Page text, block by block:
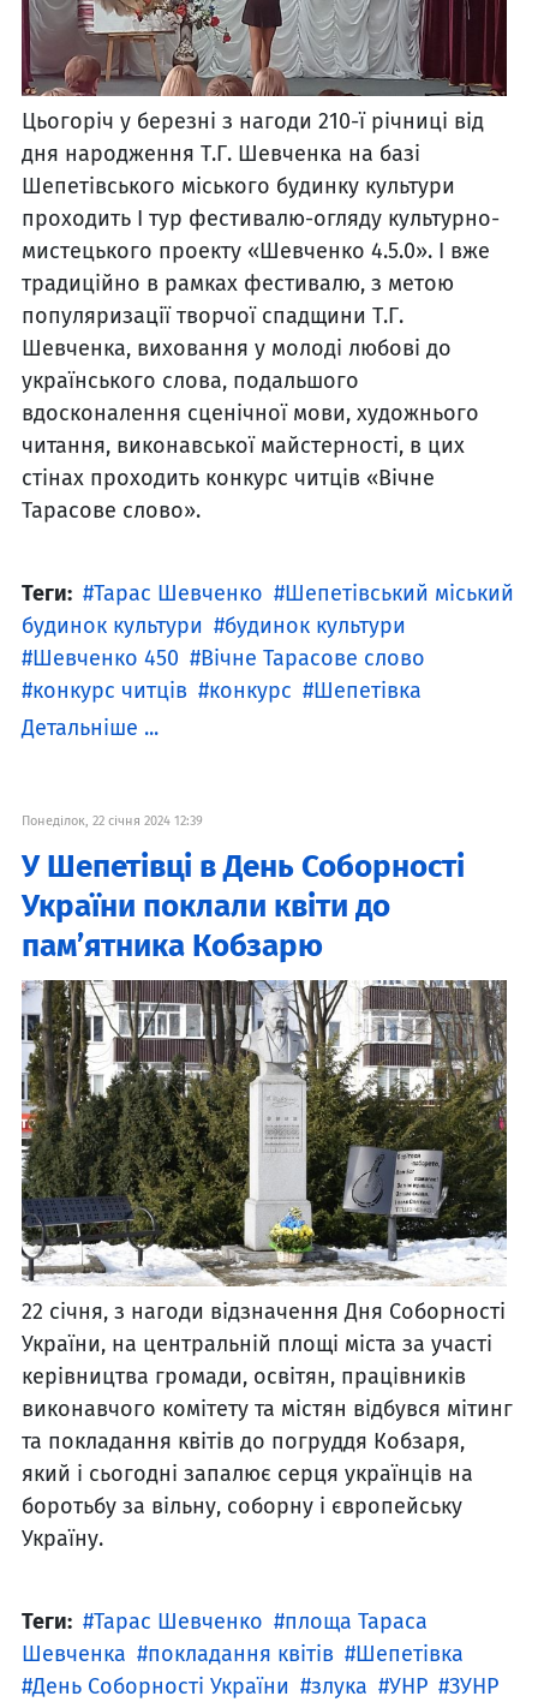
Цьогоріч у березні з нагоди 210-ї річниці від
дня народження Т.Г. Шевченка на базі
Шепетівського міського будинку культури
проходить І тур фестивалю-огляду культурно-
мистецького проекту «Шевченко 4.5.0». І вже
традиційно в рамках фестивалю, з метою
популяризації творчої спадщини Т.Г.
Шевченка, виховання у молоді любові до
українського слова, подальшого
вдосконалення сценічної мови, художнього
читання, виконавської майстерності, в цих
стінах проходить конкурс читців «Вічне
Тарасове слово».
Теги: Тарас Шевченко
Шепетівський міський
будинок культури
будинок культури
Шевченко 450
Вічне Тарасове слово
конкурс читців
конкурс
Шепетівка
Детальніше ...
Понеділок, 22 січня 2024 12:39
У Шепетівці в День Соборності
України поклали квіти до
пам’ятника Кобзарю
22 січня, з нагоди відзначення Дня Соборності
України, на центральній площі міста за участі
керівництва громади, освітян, працівників
виконавчого комітету та містян відбувся мітинг
та покладання квітів до погруддя Кобзаря,
який і сьогодні запалює серця українців на
боротьбу за вільну, соборну і європейську
Україну.
Теги: Тарас Шевченко
площа Тараса
Шевченка
покладання квітів
Шепетівка
День Соборності України
злука УНР
ЗУНР